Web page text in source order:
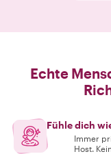
Echte
Fühle dich
Immer
Host.